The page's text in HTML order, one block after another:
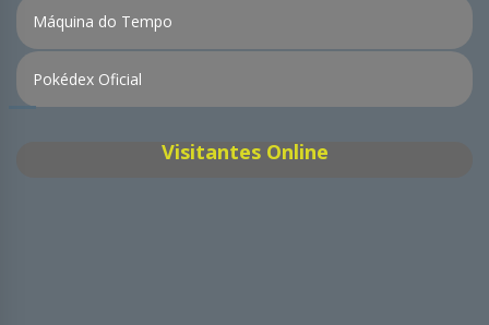
Máquina do Tempo
Pokédex Oficial
Visitantes Online